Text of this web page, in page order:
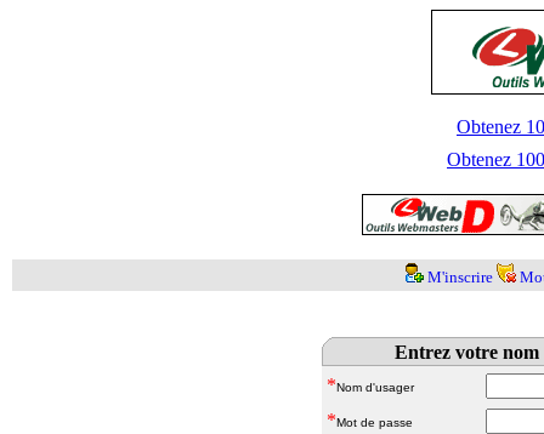
Obtenez
Obtenez
M'inscrire
Entrez votre nom
*Nom d'usager
*Mot de passe